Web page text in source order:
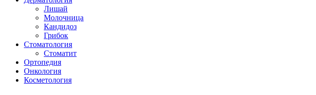
Лишай
Молочница
Кандидоз
Грибок
Стоматология
Стоматит
Ортопедия
Онкология
Косметология